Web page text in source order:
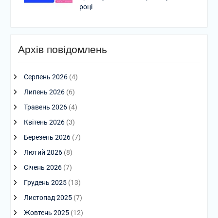
році
Архів повідомлень
Серпень 2026(4)
Липень 2026(6)
Травень 2026(4)
Квітень 2026(3)
Березень 2026(7)
Лютий 2026(8)
Січень 2026(7)
Грудень 2025(13)
Листопад 2025(7)
Жовтень 2025(12)